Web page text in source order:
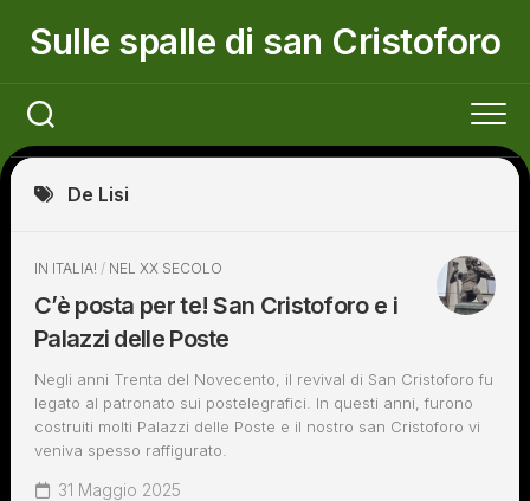
Sulle spalle di san Cristoforo
De Lisi
IN ITALIA! / NEL XX SECOLO
C’è posta per te! San Cristoforo e i
Palazzi delle Poste
Negli anni Trenta del Novecento, il revival di San Cristoforo fu
legato al patronato sui postelegrafici. In questi anni, furono
costruiti molti Palazzi delle Poste e il nostro san Cristoforo vi
veniva spesso raffigurato.
31 Maggio 2025